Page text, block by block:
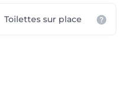
Toilettes sur place